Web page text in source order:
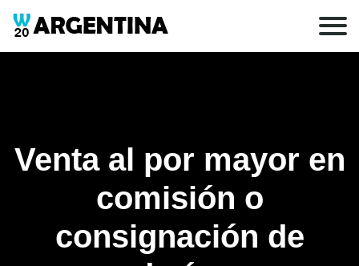
Venta al por mayor en
comisión o
consignación de